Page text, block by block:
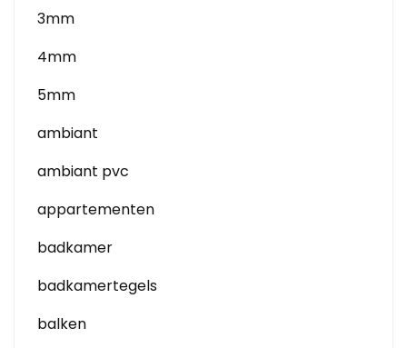
3mm
4mm
5mm
ambiant
ambiant pvc
appartementen
badkamer
badkamertegels
balken